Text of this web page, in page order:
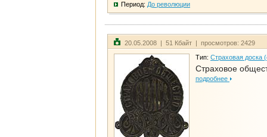
Период: До революции
20.05.2008 | 51 Кбайт | просмотров: 2429
Тип: Страховая доска
Страховое
подробнее